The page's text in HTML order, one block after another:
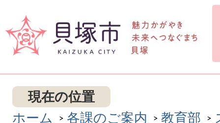
現在の位置
ホーム
各課のご案内 教育部